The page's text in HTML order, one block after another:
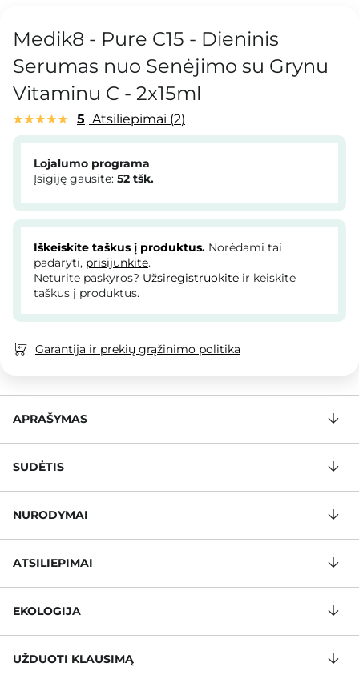
Medik8 - Pure C15 - Dieninis
Serumas nuo Senėjimo su Grynu
Vitaminu C - 2x15ml
5 Atsiliepimai 2
Lojalumo programa
Įsigiję gausite: 52 tšk.
Iškeiskite taškus į produktus. Norėdami tai
padaryti, prisijunkite.
Neturite paskyros? Užsiregistruokite ir keiskite
taškus į produktus.
Garantija ir prekių grąžinimo politika
APRAŠYMAS
SUDĖTIS
NURODYMAI
ATSILIEPIMAI
EKOLOGIJA
UŽDUOTI KLAUSIMĄ